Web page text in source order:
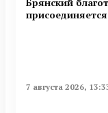
7 августа 2026,